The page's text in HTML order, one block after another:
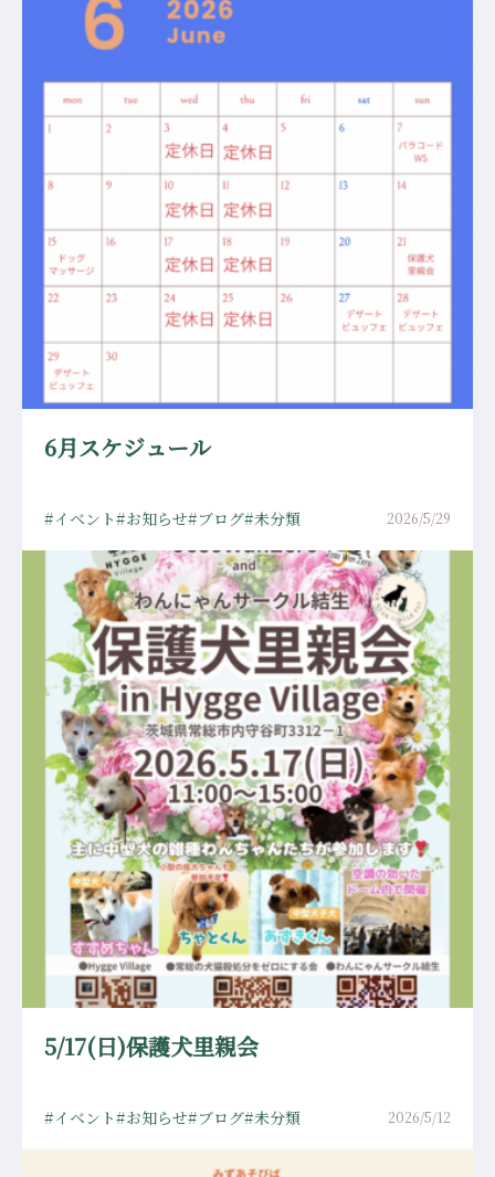
6月スケジュール
イベント お知らせ ブログ 未分類 2026/5/29
5/17(日)保護犬里親会
イベント お知らせ ブログ 未分類 2026/5/12